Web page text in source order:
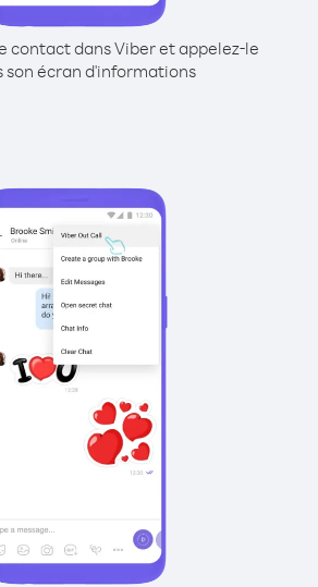
contact dans Viber et appelez-le
son écran d'informations